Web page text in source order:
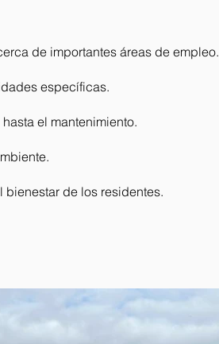
de importantes áreas de empleo.
específicas.
el mantenimiento.
de los residentes.